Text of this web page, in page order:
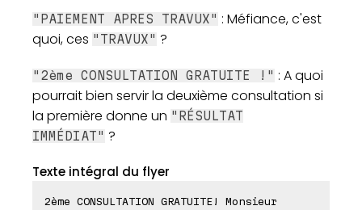
"PAIEMENT APRES TRAVUX" : Méfiance, c'est
quoi, ces "TRAVUX" ?
"2ème CONSULTATION GRATUITE !" : A quoi
pourrait bien servir la deuxième consultation si
la première donne un "RÉSULTAT
IMMÉDIAT" ?
Texte intégral du flyer
2ème CONSULTATION GRATUITE! Monsieur